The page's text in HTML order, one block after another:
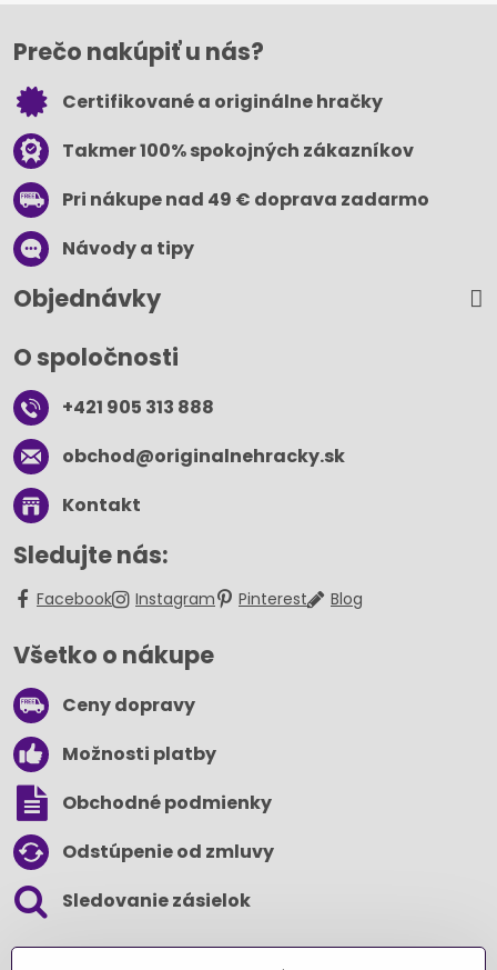
Prečo nakúpiť u nás?
Certifikované a originálne hračky
Takmer 100% spokojných zákazníkov
Pri nákupe nad 49 € doprava zadarmo
Návody a tipy
Objednávky
O spoločnosti
+421 905 313 888
obchod​@originalnehracky​.sk
Kontakt
Sledujte nás:
Facebook Instagram Pinterest Blog
Všetko o nákupe
Ceny dopravy
Možnosti platby
Obchodné podmienky
Odstúpenie od zmluvy
Sledovanie zásielok